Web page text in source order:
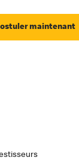
maintenant